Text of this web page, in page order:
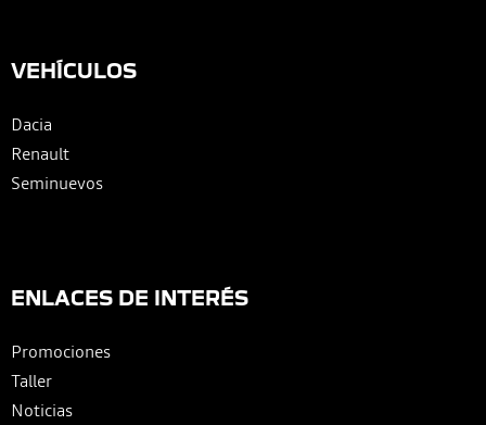
VEHÍCULOS
Dacia
Renault
Seminuevos
ENLACES DE INTERÉS
Promociones
Taller
Noticias